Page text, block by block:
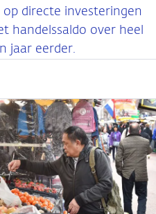
directe investeringen
handelssaldo over heel
jaar eerder.